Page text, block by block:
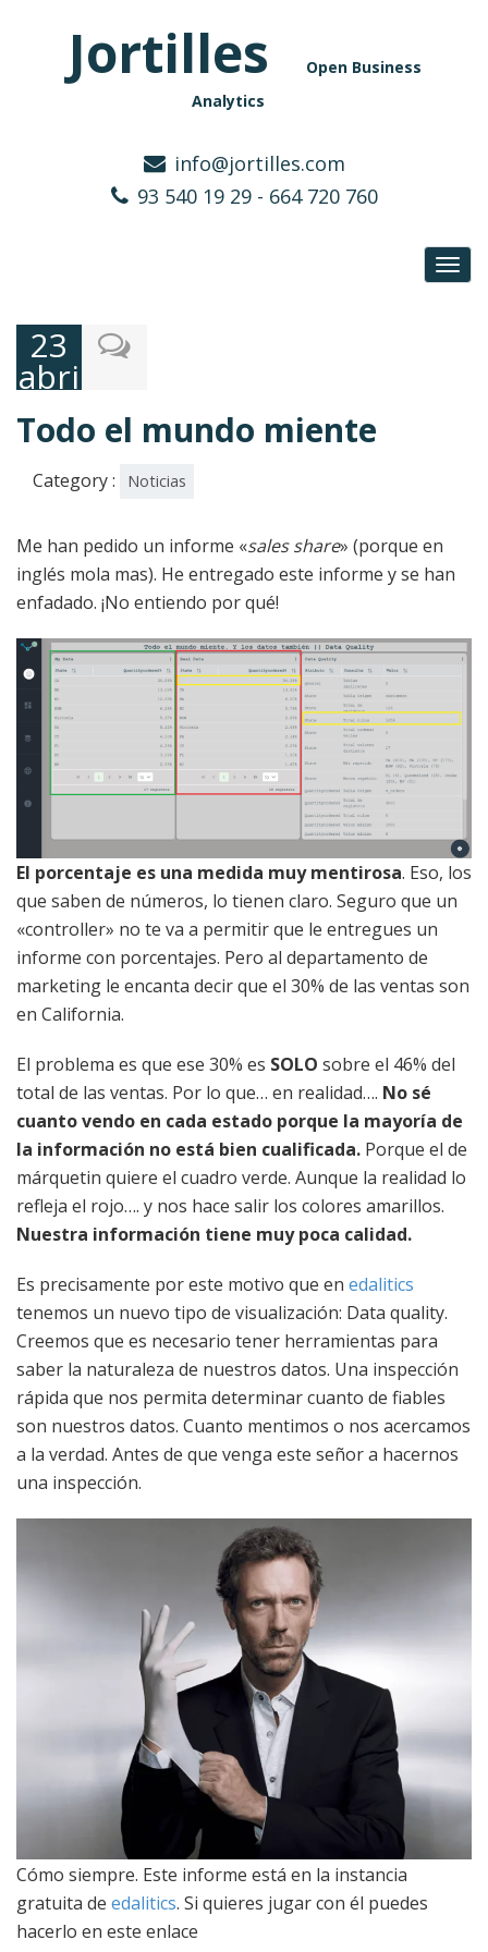
Jortilles
Open Business
Analytics
info@jortilles.com
93 540 19 29 - 664 720 760
23
abril,
2025
Todo el mundo miente
Category : Noticias
Me han pedido un informe «sales share» (porque en
inglés mola mas). He entregado este informe y se han
enfadado. ¡No entiendo por qué!
El porcentaje es una medida muy mentirosa. Eso, los
que saben de números, lo tienen claro. Seguro que un
«controller» no te va a permitir que le entregues un
informe con porcentajes. Pero al departamento de
marketing le encanta decir que el 30% de las ventas son
en California.
El problema es que ese 30% es SOLO sobre el 46% del
total de las ventas. Por lo que… en realidad…. No sé
cuanto vendo en cada estado porque la mayoría de
la información no está bien cualificada. Porque el de
márquetin quiere el cuadro verde. Aunque la realidad lo
refleja el rojo…. y nos hace salir los colores amarillos.
Nuestra información tiene muy poca calidad.
Es precisamente por este motivo que en edalitics
tenemos un nuevo tipo de visualización: Data quality.
Creemos que es necesario tener herramientas para
saber la naturaleza de nuestros datos. Una inspección
rápida que nos permita determinar cuanto de fiables
son nuestros datos. Cuanto mentimos o nos acercamos
a la verdad. Antes de que venga este señor a hacernos
una inspección.
Cómo siempre. Este informe está en la instancia
gratuita de edalitics. Si quieres jugar con él puedes
hacerlo en este enlace